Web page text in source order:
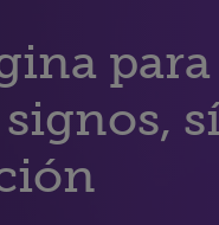
d